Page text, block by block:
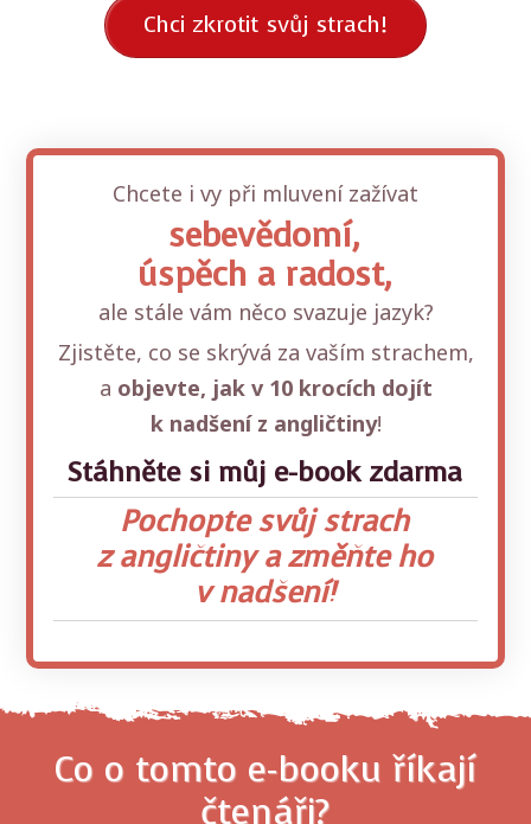
Chci zkrotit svůj strach!
Chcete i vy při mluvení zažívat
sebevědomí,
úspěch a radost,
ale stále vám něco svazuje jazyk?
Zjistěte, co se skrývá za vaším strachem,
a objevte, jak v 10 krocích dojít
k nadšení z angličtiny!
Stáhněte si můj e-book zdarma
Pochopte svůj strach
z angličtiny a změňte ho
v nadšení!
Co o tomto e-booku říkají
čtenáři?